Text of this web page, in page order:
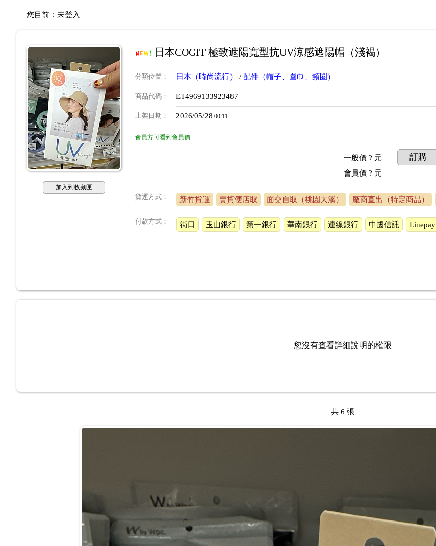
您目前： 未登入
加入到收藏匣
日本COGIT 極致遮陽寬型抗UV涼感遮陽帽（淺褐）
分類位置 ： 日本（時尚流行） / 配件（帽子、圍巾、頸圈）
商品代碼 ： ET4969133923487
上架日期 ： 2026/05/28 00:11
會員方可看到會員價
一般價? 元
會員價? 元
訂購
貨運方式： 新竹貨運 賣貨便店取 面交自取（桃園大溪） 廠商直出（特定商品）
付款方式： 街口 玉山銀行 第一銀行 華南銀行 連線銀行 中國信託 Linepay
您沒有查看詳細說明的權限
共 6 張